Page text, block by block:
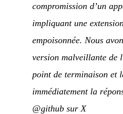
compromission d’un
impliquant une
empoisonnée. Nous
version malveillante de
point de terminaison et
immédiatement la
@github sur X